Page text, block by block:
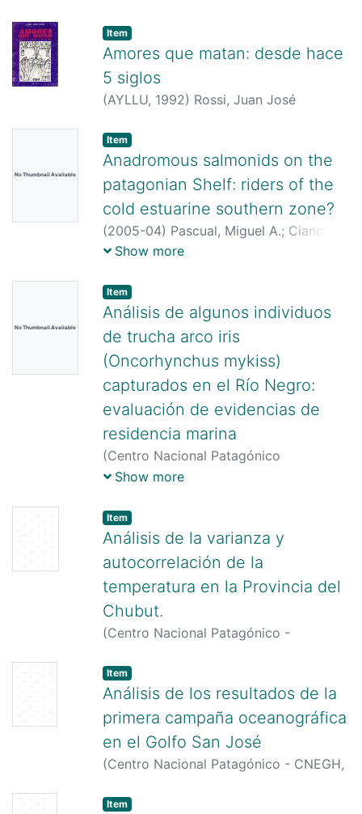
Item
Amores que matan: desde hace
5 siglos
(AYLLU, 1992) Rossi, Juan José
No Thumbnail Available
Item
Anadromous salmonids on the
patagonian Shelf: riders of the
cold estuarine southern zone?
(2005-04) Pascual, Miguel A.; Ciancio,
Javier;Riva Rossi, Carla
Show more
No Thumbnail Available
Item
Análisis de algunos individuos
de trucha arco iris
(Oncorhynchus mykiss)
capturados en el Río Negro:
evaluación de evidencias de
residencia marina
(Centro Nacional Patagónico
(CONICET),2003-12
Show more
Item
Análisis de la varianza y
autocorrelación de la
temperatura en la Provincia del
Chubut.
(Centro Nacional Patagónico -
Item
Análisis de los resultados de la
primera campaña oceanográfica
en el Golfo San José
(Centro Nacional Patagónico - CNEGH,
Item